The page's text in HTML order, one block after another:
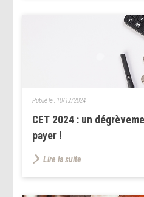
CET 2024 : un
payer !
Publié le : 10/12/2024
Lire la suite